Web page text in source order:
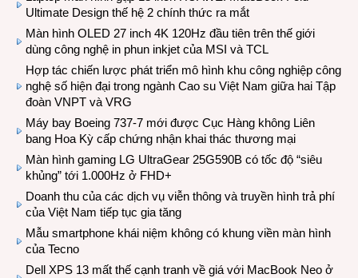
Ultimate Design thế hệ 2 chính thức ra mắt
Màn hình OLED 27 inch 4K 120Hz đầu tiên trên thế giới
dùng công nghệ in phun inkjet của MSI và TCL
Hợp tác chiến lược phát triển mô hình khu công nghiệp công
nghệ số hiện đại trong ngành Cao su Việt Nam giữa hai Tập
đoàn VNPT và VRG
Máy bay Boeing 737-7 mới được Cục Hàng không Liên
bang Hoa Kỳ cấp chứng nhận khai thác thương mại
Màn hình gaming LG UltraGear 25G590B có tốc độ “siêu
khủng” tới 1.000Hz ở FHD+
Doanh thu của các dịch vụ viễn thông và truyền hình trả phí
của Việt Nam tiếp tục gia tăng
Mẫu smartphone khái niệm không có khung viền màn hình
của Tecno
Dell XPS 13 mất thế cạnh tranh về giá với MacBook Neo ở